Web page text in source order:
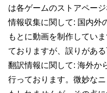
は各ゲームのストアペー
情報収集に関して: 国内外
もとに動画を制作してい
ておりますが、誤りがある
翻訳情報に関して: 海外か
行っております。微妙な